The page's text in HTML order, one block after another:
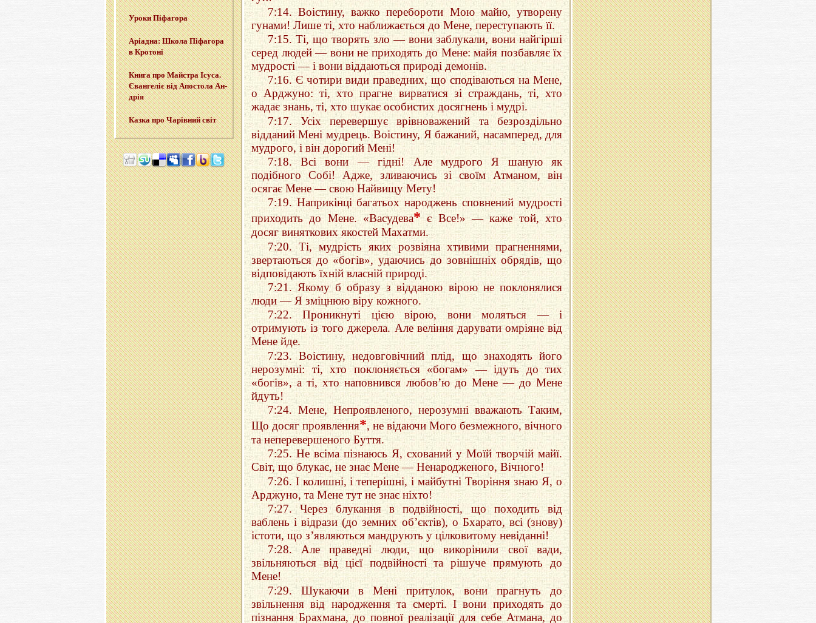
7:14. Воістину, важко перебороти Мою майю, утворену
гунами! Лише ті, хто наближається до Мене, переступають її.
7:15. Ті, що творять зло — вони заблукали, вони найгірші
серед людей — вони не приходять до Мене: майя позбавляє їх
мудрості — і вони віддаються природі демонів.
7:16. Є чотири види праведних, що сподіваються на Мене,
о Арджуно: ті, хто прагне вирватися зі страждань, ті, хто
жадає знань, ті, хто шукає особистих досягнень і мудрі.
7:17. Усіх перевершує врівноважений та безроздільно
відданий Мені мудрець. Воістину, Я бажаний, насамперед, для
мудрого, і він дорогий Мені!
7:18. Всі вони — гідні! Але мудрого Я шаную як
подібного Собі! Адже, зливаючись зі своїм Атманом, він
осягає Мене — свою Найвищу Мету!
7:19. Наприкінці багатьох народжень сповнений мудрості
приходить до Мене. «Васудева*є Все!» — каже той, хто
досяг виняткових якостей Махатми.
7:20. Ті, мудрість яких розвіяна хтивими прагненнями,
звертаються до «богів», удаючись до зовнішніх обрядів, що
відповідають їхній власній природі.
7:21. Якому б образу з відданою вірою не поклонялися
люди — Я зміцнюю віру кожного.
7:22. Проникнуті цією вірою, вони моляться — і
отримують із того джерела. Але веління дарувати омріяне від
Мене йде.
7:23. Воістину, недовговічний плід, що знаходять його
нерозумні: ті, хто поклоняється «богам» — ідуть до тих
«богів», а ті, хто наповнився любов’ю до Мене — до Мене
йдуть!
7:24. Мене, Непроявленого, нерозумні вважають Таким,
Що досяг проявлення*, не відаючи Мого безмежного, вічного
та неперевершеного Буття.
7:25. Не всіма пізнаюсь Я, схований у Моїй творчій майї.
Світ, що блукає, не знає Мене — Ненародженого, Вічного!
7:26. І колишні, і теперішні, і майбутні Творіння знаю Я, о
Арджуно, та Мене тут не знає ніхто!
7:27. Через блукання в подвійності, що походить від
ваблень і відрази (до земних об’єктів), о Бхарато, всі (знову)
істоти, що з’являються мандрують у цілковитому невіданні!
7:28. Але праведні люди, що викорінили свої вади,
звільняються від цієї подвійності та рішуче прямують до
Мене!
7:29. Шукаючи в Мені притулок, вони прагнуть до
звільнення від народження та смерті. І вони приходять до
пізнання Брахмана, до повної реалізації для себе Атмана, до
Уроки Пі­фа­го­ра
Арі­а­дна: Школа Пі­фа­го­ра
в Кро­то­ні
Книга про Май­стра Ісуса.
Єван­ге­ліє від Апо­сто­ла Ан­
дрія
Казка про Ча­рів­ний світ